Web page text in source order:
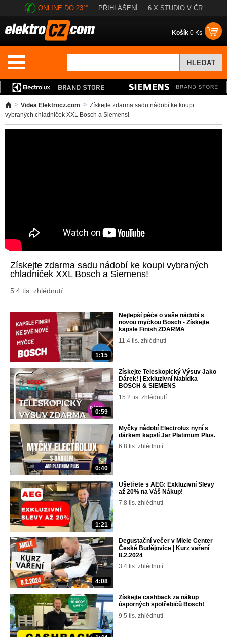
ONLINE DO 23°° PŘIHLÁŠENÍ 6 X STUDIO V ČR
Košík 0 Ks
Videa Elektrocz.com
Získejte zdarma sadu nádobí ke koupi
vybraných chladniček XXL Bosch a Siemens!
Získejte zdarma sadu nádobí ke koupi vybraných
chladniček XXL Bosch a Siemens!
5.4 tis. zhlédnutí
1:15
Nejlepší péče o vaše nádobí s
novou myčkou Bosch - Získejte
kapsle Finish ZDARMA
11.4 tis. zhlédnutí
0:59
Získejte Teleskopický Výsuv Jako
Dárek! | Exkluzivní Nabídka
BOSCH & SIEMENS
15.2 tis. zhlédnutí
0:40
Myčky nádobí Electrolux nyní s
dárkem kapslí Jar Platimum Plus.
6.8 tis. zhlédnutí
1:21
Ušetřete s AEG: Exkluzivní Slevy
až 20% na Váš Nákup!
7.8 tis. zhlédnutí
4:08
Degustační večer v Miele Center
České Budějovice | Kurz vaření
8.2.2024
3.4 tis. zhlédnutí
Získejte cashback za nákup
úsporných spotřebičů Bosch!
9.5 tis. zhlédnutí